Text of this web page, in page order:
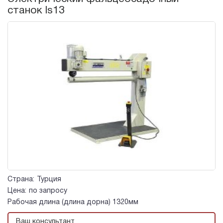
станок ls13
Страна:
Турция
Цена:
по запросу
Рабочая длина (длина дорна) 1320мм
Ваш консультант